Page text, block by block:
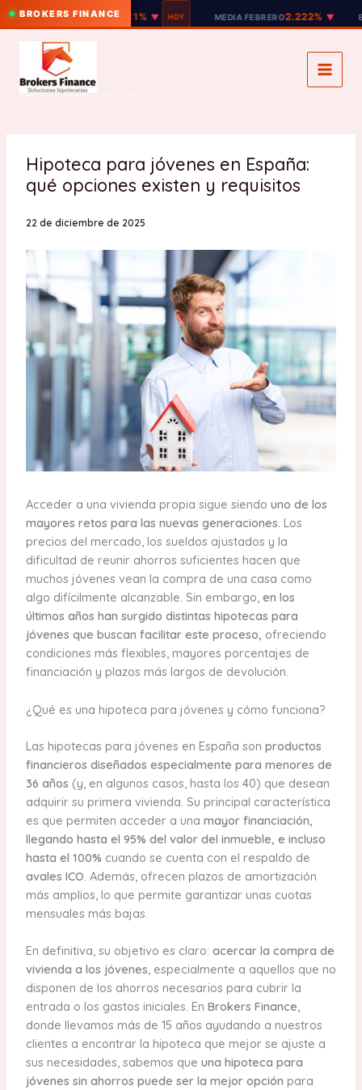
BROKERS FINANCE
EURIBOR 12M2.221% ▼ HOY MEDIA FEBRERO2.222% ▼
contenido
Brokers Finance | Broker hipotecario y Broker inmobiliario honesto
Hipoteca para jóvenes en España:
qué opciones existen y requisitos
22 de diciembre de 2025
Acceder a una vivienda propia sigue siendo uno de los
mayores retos para las nuevas generaciones. Los
precios del mercado, los sueldos ajustados y la
dificultad de reunir ahorros suficientes hacen que
muchos jóvenes vean la compra de una casa como
algo difícilmente alcanzable. Sin embargo, en los
últimos años han surgido distintas hipotecas para
jóvenes que buscan facilitar este proceso, ofreciendo
condiciones más flexibles, mayores porcentajes de
financiación y plazos más largos de devolución.
¿Qué es una hipoteca para jóvenes y cómo funciona?
Las hipotecas para jóvenes en España son productos
financieros diseñados especialmente para menores de
36 años (y, en algunos casos, hasta los 40) que desean
adquirir su primera vivienda. Su principal característica
es que permiten acceder a una mayor financiación,
llegando hasta el 95% del valor del inmueble, e incluso
hasta el 100% cuando se cuenta con el respaldo de
avales ICO . Además, ofrecen plazos de amortización
más amplios, lo que permite garantizar unas cuotas
mensuales más bajas.
En definitiva, su objetivo es claro: acercar la compra de
vivienda a los jóvenes, especialmente a aquellos que no
disponen de los ahorros necesarios para cubrir la
entrada o los gastos iniciales. En Brokers Finance,
donde llevamos más de 15 años ayudando a nuestros
clientes a encontrar la hipoteca que mejor se ajuste a
sus necesidades, sabemos que una hipoteca para
jóvenes sin ahorros puede ser la mejor opción para